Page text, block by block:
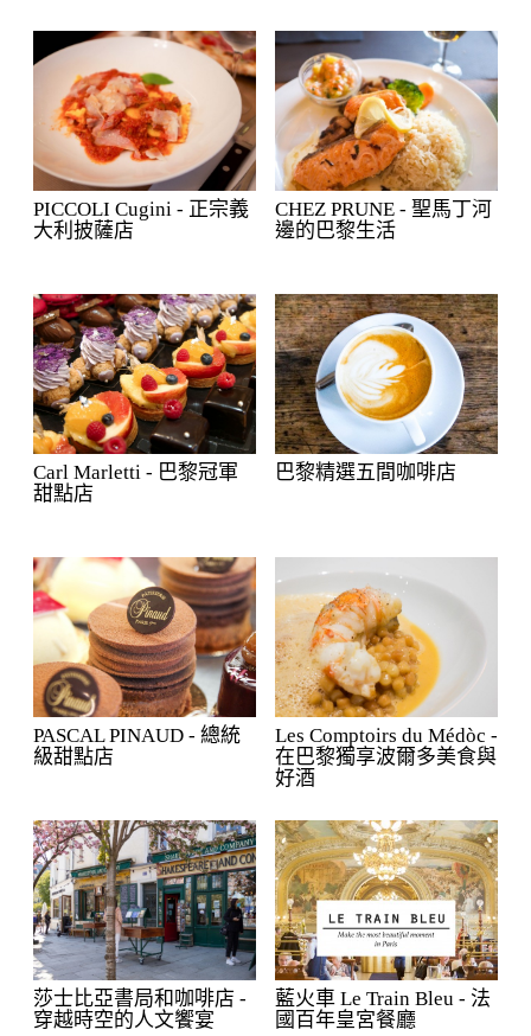
PICCOLI Cugini - 正宗義
大利披薩店
CHEZ PRUNE - 聖馬丁河
邊的巴黎生活
Carl Marletti - 巴黎冠軍
甜點店
巴黎精選五間咖啡店
PASCAL PINAUD - 總統
級甜點店
Les Comptoirs du Médòc -
在巴黎獨享波爾多美食與
好酒
莎士比亞書局和咖啡店 -
穿越時空的人文饗宴
藍火車 Le Train Bleu - 法
國百年皇宮餐廳